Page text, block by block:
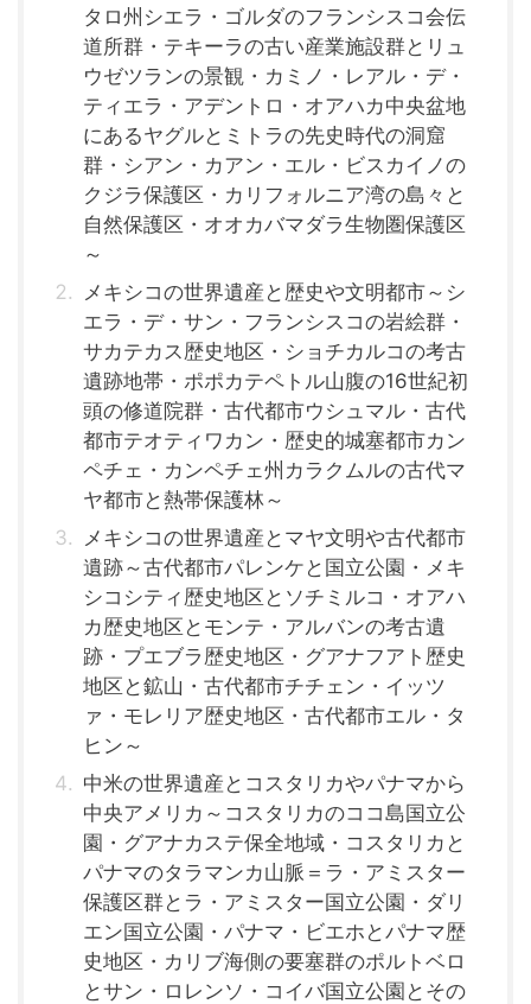
タロ州シエラ・ゴルダのフランシスコ会伝
道所群・テキーラの古い産業施設群とリュ
ウゼツランの景観・カミノ・レアル・デ・
ティエラ・アデントロ・オアハカ中央盆地
にあるヤグルとミトラの先史時代の洞窟
群・シアン・カアン・エル・ビスカイノの
クジラ保護区・カリフォルニア湾の島々と
自然保護区・オオカバマダラ生物圏保護区
～
メキシコの世界遺産と歴史や文明都市～シ
エラ・デ・サン・フランシスコの岩絵群・
サカテカス歴史地区・ショチカルコの考古
遺跡地帯・ポポカテペトル山腹の16世紀初
頭の修道院群・古代都市ウシュマル・古代
都市テオティワカン・歴史的城塞都市カン
ペチェ・カンペチェ州カラクムルの古代マ
ヤ都市と熱帯保護林～
メキシコの世界遺産とマヤ文明や古代都市
遺跡～古代都市パレンケと国立公園・メキ
シコシティ歴史地区とソチミルコ・オアハ
カ歴史地区とモンテ・アルバンの考古遺
跡・プエブラ歴史地区・グアナフアト歴史
地区と鉱山・古代都市チチェン・イッツ
ァ・モレリア歴史地区・古代都市エル・タ
ヒン～
中米の世界遺産とコスタリカやパナマから
中央アメリカ～コスタリカのココ島国立公
園・グアナカステ保全地域・コスタリカと
パナマのタラマンカ山脈＝ラ・アミスター
保護区群とラ・アミスター国立公園・ダリ
エン国立公園・パナマ・ビエホとパナマ歴
史地区・カリブ海側の要塞群のポルトベロ
とサン・ロレンソ・コイバ国立公園とその